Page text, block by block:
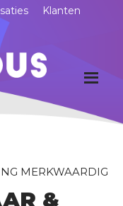
Klanten
MERKWAARDIG
&